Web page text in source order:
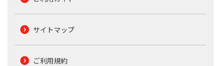
サイトマップ
ご利用規約